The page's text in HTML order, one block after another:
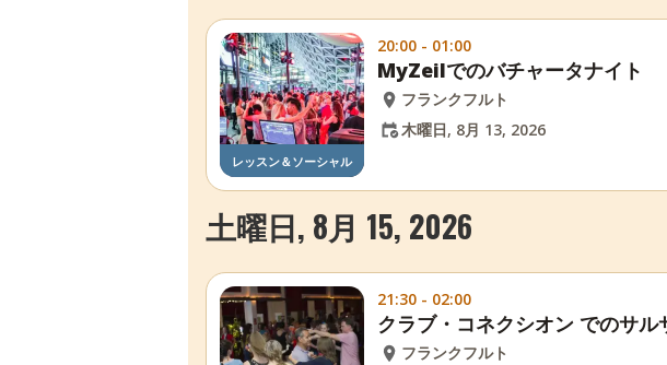
レッスン＆ソーシャル
20:00 - 01:00
MyZeilでのバチャータナイト
フランクフルト
木曜日, 8月 13, 2026
土曜日, 8月 15, 2026
21:30 - 02:00
クラブ・コネクシオン でのサル
フランクフルト